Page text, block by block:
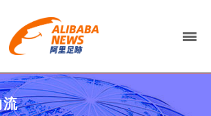
流